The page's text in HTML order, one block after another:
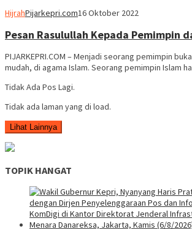
HijrahPijarkepri.com16 Oktober 2022
Pesan Rasulullah Kepada Pemimpin
PIJARKEPRI.COM – Menjadi seorang pemimpin
mudah, di agama Islam. Seorang pemimpin Islam
Tidak Ada Pos Lagi.
Tidak ada laman yang di load.
Lihat Lainnya
TOPIK HANGAT